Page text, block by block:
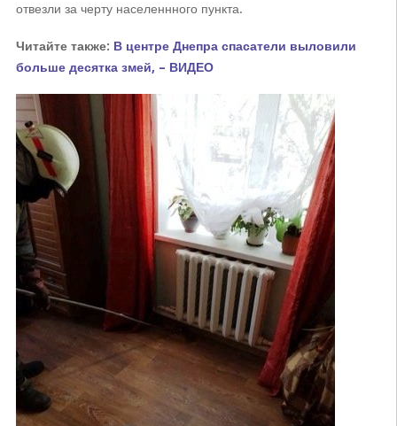
отвезли за черту населеннного пункта.
Читайте также: В центре Днепра спасатели выловили
больше десятка змей, – ВИДЕО